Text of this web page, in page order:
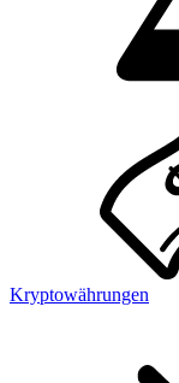
Kryptowährungen